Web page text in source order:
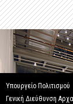
Υπουργείο Πολιτισμού
Γενική Διεύθυνση